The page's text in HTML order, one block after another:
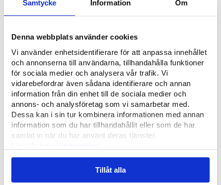
Samtycke Information Om
Denna webbplats använder cookies
Vi använder enhetsidentifierare för att anpassa innehållet
och annonserna till användarna, tillhandahålla funktioner
för sociala medier och analysera vår trafik. Vi
vidarebefordrar även sådana identifierare och annan
information från din enhet till de sociala medier och
annons- och analysföretag som vi samarbetar med.
Dessa kan i sin tur kombinera informationen med annan
information som du har tillhandahållit eller som de har
samlat in när du har använt deras tjänster.
Läs mer om våraCookies
Tillåt alla
när manuella processer kan automatiseras,
och när komplexa processer kan göras
minskar överdebiteringar genom
fakturakontroll, förbättrar
kundupplevelsen genom punktligare
leveranser och gör det enklare att
identifiera ineffektiva processer. Med rätt
dataunderlag går det också att förhandla
bättre fraktavtal och fatta strategiska
beslut som stärker lönsamheten över tid.
Minskade transportkostnader genom
optimerade rutter och bättre